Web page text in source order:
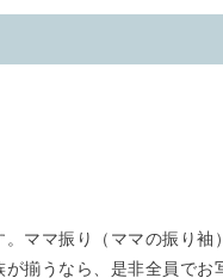
ママ振り（ママの振り袖）
揃うなら、是非全員でお